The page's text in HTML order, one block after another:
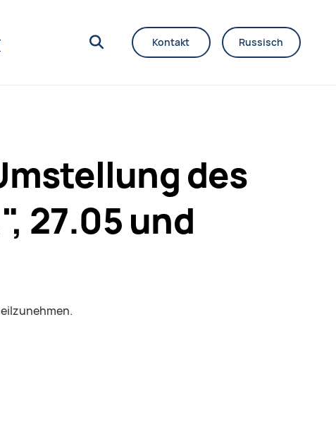
Kontakt Russisch
des
27.05 und